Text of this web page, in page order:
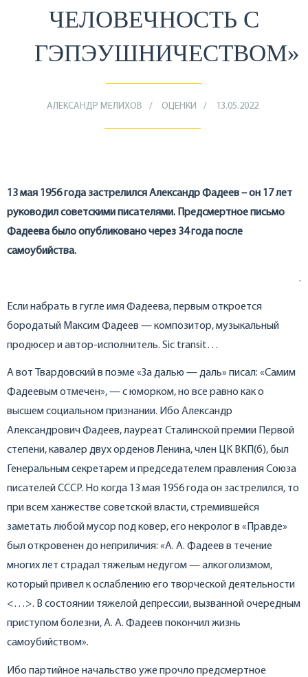
ЧЕЛОВЕЧНОСТЬ С
ГЭПЭУШНИЧЕСТВОМ»
АЛЕКСАНДР МЕЛИХОВ ОЦЕНКИ 13.05.2022
13 мая 1956 года застрелился Александр Фадеев – он 17 лет
руководил советскими писателями. Предсмертное письмо
Фадеева было опубликовано через 34 года после
самоубийства.
.
Если набрать в гугле имя Фадеева, первым откроется
бородатый Максим Фадеев — композитор, музыкальный
продюсер и автор-исполнитель. Sic transit…
А вот Твардовский в поэме «За далью — даль» писал: «Самим
Фадеевым отмечен», — с юморком, но все равно как о
высшем социальном признании. Ибо Александр
Александрович Фадеев, лауреат Сталинской премии Первой
степени, кавалер двух орденов Ленина, член ЦК ВКП(б), был
Генеральным секретарем и председателем правления Союза
писателей СССР. Но когда 13 мая 1956 года он застрелился, то
при всем ханжестве советской власти, стремившейся
заметать любой мусор под ковер, его некролог в «Правде»
был откровенен до неприличия: «А. А. Фадеев в течение
многих лет страдал тяжелым недугом — алкоголизмом,
который привел к ослаблению его творческой деятельности
<…>. В состоянии тяжелой депрессии, вызванной очередным
приступом болезни, А. А. Фадеев покончил жизнь
самоубийством».
Ибо партийное начальство уже прочло предсмертное